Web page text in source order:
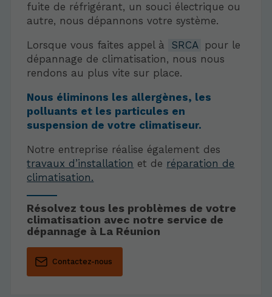
fuite de réfrigérant, un souci électrique ou
autre, nous dépannons votre système.
Lorsque vous faites appel à
SRCA
pour le
dépannage de climatisation, nous nous
rendons au plus vite sur place.
Nous éliminons les allergènes, les
polluants et les particules en
suspension de votre climatiseur.
Notre entreprise réalise également des
travaux d’installation et de réparation de
climatisation.
Résolvez tous les problèmes de votre
climatisation avec notre service de
dépannage à La Réunion
Contactez-nous